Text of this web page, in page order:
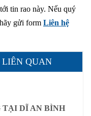
tin rao này. Nếu quý
gửi form Liên hệ
QUAN
TẠI DĨ AN BÌNH